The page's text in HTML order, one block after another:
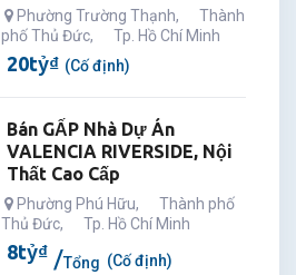
Phường Trường Thạnh,
Thành
phố Thủ Đức, Tp. Hồ Chí Minh
20tỷ₫ (Cố định)
Bán GẤP Nhà Dự Án
VALENCIA RIVERSIDE, Nội
Thất Cao Cấp
Phường Phú Hữu,
Thành phố
Thủ Đức, Tp. Hồ Chí Minh
8tỷ₫ Tổng (Cố định)